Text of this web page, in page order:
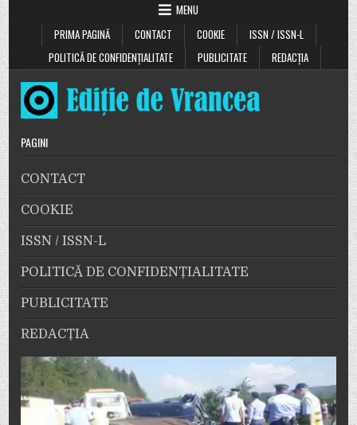
MENU
PRIMA PAGINĂ
CONTACT COOKIE
ISSN / ISSN-L
POLITICĂ DE CONFIDENȚIALITATE
PUBLICITATE REDACȚIA
PAGINI
CONTACT
COOKIE
ISSN / ISSN-L
POLITICĂ DE CONFIDENȚIALITATE
PUBLICITATE
REDACȚIA